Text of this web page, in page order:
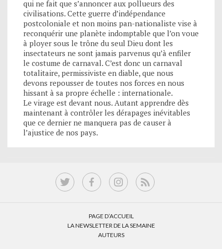
qui ne fait que s’annoncer aux pollueurs des
civilisations. Cette guerre d’indépendance
postcoloniale et non moins pan-nationaliste vise à
reconquérir une planète indomptable que l’on voue
à ployer sous le trône du seul Dieu dont les
insectateurs ne sont jamais parvenus qu’à enfiler
le costume de carnaval. C’est donc un carnaval
totalitaire, permissiviste en diable, que nous
devons repousser de toutes nos forces en nous
hissant à sa propre échelle : internationale.
Le virage est devant nous. Autant apprendre dès
maintenant à contrôler les dérapages inévitables
que ce dernier ne manquera pas de causer à
l’ajustice de nos pays.
PAGE D’ACCUEIL
LA NEWSLETTER DE LA SEMAINE
AUTEURS